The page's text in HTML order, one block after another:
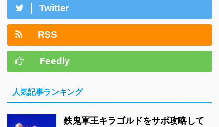
Twitter
RSS
Feedly
人気記事ランキング
鉄鬼軍王キラゴルドをサポ攻略して